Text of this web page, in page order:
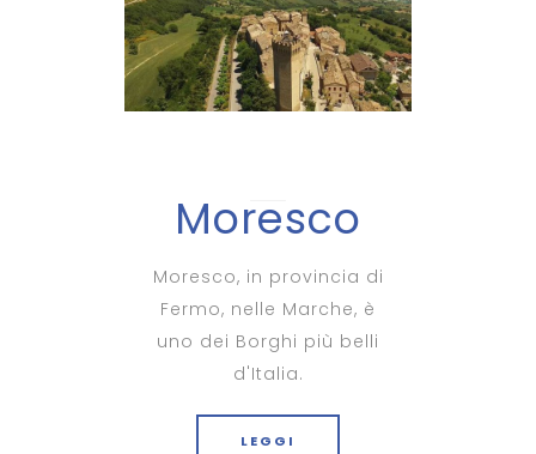
Moresco
Moresco, in provincia di
Fermo, nelle Marche, è
uno dei Borghi più belli
d'Italia.
LEGGI